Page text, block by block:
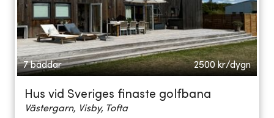
7 bäddar 2500 kr/dygn
Hus vid Sveriges finaste golfbana
Västergarn, Visby, Tofta